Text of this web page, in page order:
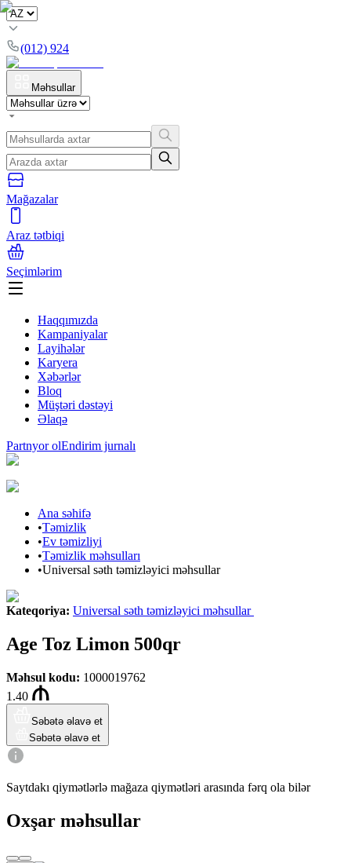
(012) 924
Məhsullar
Mağazalar
Araz tətbiqi
Seçimlərim
Haqqımızda
Kampaniyalar
Layihələr
Karyera
Xəbərlər
Bloq
Müştəri dəstəyi
Əlaqə
Partnyor olEndirim jurnalı
Ana səhifə
•Təmizlik
•Ev təmizliyi
•Təmizlik məhsulları
•Universal səth təmizləyici məhsullar
Kateqoriya: Universal səth təmizləyici məhsullar
Age Toz Limon 500qr
Məhsul kodu: 1000019762
1.40
Səbətə əlavə et
Səbətə əlavə et
Saytdakı qiymətlərlə mağaza qiymətləri arasında fərq ola bilər
Oxşar məhsullar